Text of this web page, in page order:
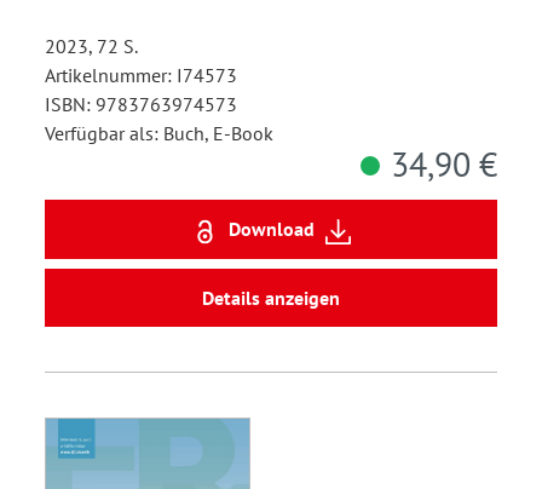
2023, 72 S.
Artikelnummer: I74573
ISBN: 9783763974573
Verfügbar als: Buch, E-Book
34,90 €
Download
Details anzeigen